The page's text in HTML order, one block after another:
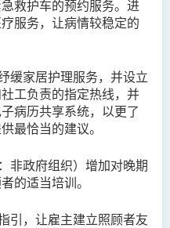
救护车的预约服务。进
服务，让病情较稳定的
缓家居护理服务，并设立
工负责的指定热线， 并
病历共享系统，以更了
最恰当的建议。
非政府组织） 增加对晚期
的适当培训。
引，让雇主建立照顾者友